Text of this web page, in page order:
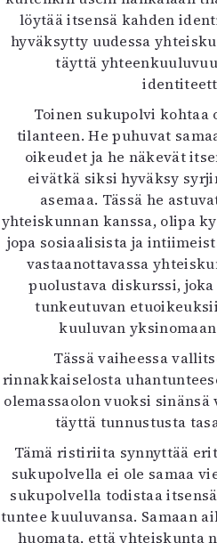
löytää itsensä kahden
hyväksytty uudessa
täyttä
Toinen sukupolvi kohtaa
tilanteen. He puhuvat
oikeudet ja he näkevät
eivätkä siksi hyväksy
asemaa. Tässä he
yhteiskunnan kanssa, olipa
jopa sosiaalisista ja
vastaanottavassa
puolustava diskurssi, joka
tunkeutuvan
kuuluvan
Tässä vaiheessa
rinnakkaiselosta
olemassaolon vuoksi
täyttä tunnustusta
Tämä ristiriita synnyttää
sukupolvella ei ole samaa
sukupolvella todistaa
tuntee kuuluvansa. Samaan
huomata, että yhteiskunta